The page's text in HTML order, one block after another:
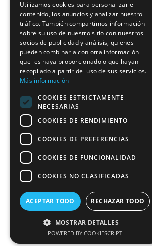
© 2026 - Marco & María -Aviso
Utilizamos cookies para personalizar el
contenido, los anuncios y analizar nuestro
tráfico. También compartimos información
sobre su uso de nuestro sitio con nuestros
socios de publicidad y análisis, quienes
pueden combinarla con otra información
que les haya proporcionado o que hayan
recopilado a partir del uso de sus servicios.
Más información
COOKIES ESTRICTAMENTE
NECESARIAS
COOKIES DE RENDIMIENTO
COOKIES DE PREFERENCIAS
COOKIES DE FUNCIONALIDAD
COOKIES NO CLASIFICADAS
ACEPTAR TODO RECHAZAR TODO
MOSTRAR DETALLES
POWERED BY COOKIESCRIPT